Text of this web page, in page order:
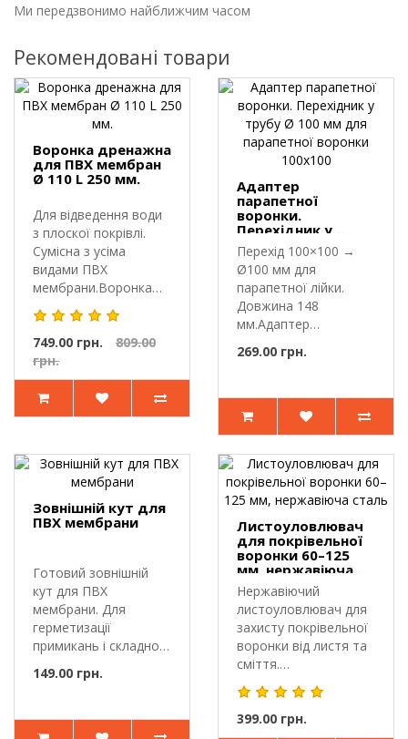
Ми передзвонимо найближчим часом
Рекомендовані товари
Воронка дренажна
для ПВХ мембран
Ø 110 L 250 мм.
Для відведення води
з плоскої покрівлі.
Сумісна з усіма
видами ПВХ
мембрани.Воронка
дренажна для ПВХ..
749.00 грн.
809.00
грн.
Адаптер
парапетної
воронки.
Перехідник у
трубу Ø 100 мм
для парапетної
воронки 100х100
Перехід 100×100 →
Ø100 мм для
парапетної лійки.
Довжина 148
мм.Адаптер
кутовий відвід..
269.00 грн.
Зовнішній кут для
ПВХ мембрани
Готовий зовнішній
кут для ПВХ
мембрани. Для
герметизації
примикань і складної
ку..
149.00 грн.
Листоуловлювач
для покрівельної
воронки 60–125
мм, нержавіюча
сталь
Нержавіючий
листоуловлювач для
захисту покрівельної
воронки від листя та
сміття.
Листоуловлювач вст..
399.00 грн.